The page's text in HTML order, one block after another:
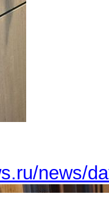
news/